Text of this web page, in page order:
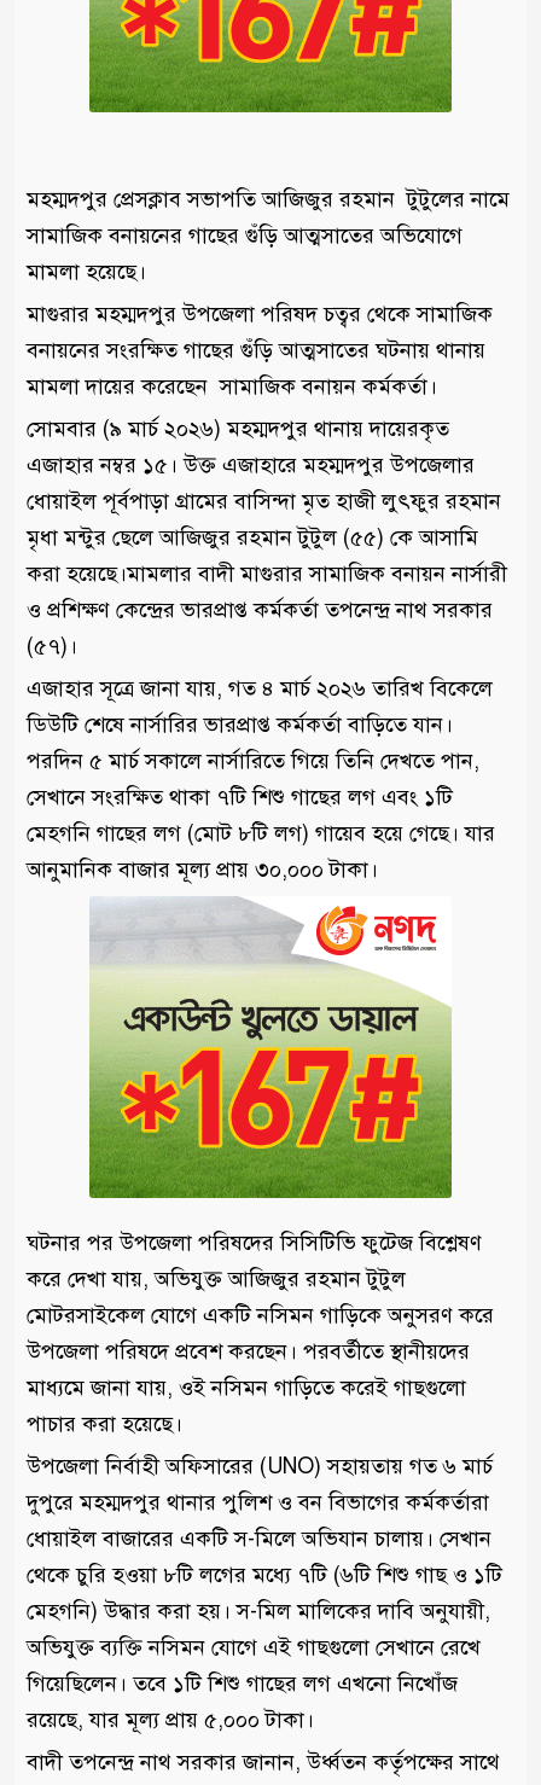
মহম্মদপুর প্রেসক্লাব সভাপতি আজিজুর রহমান টুটুলের নামে
সামাজিক বনায়নের গাছের গুঁড়ি আত্মসাতের অভিযোগে
মামলা হয়েছে।
মাগুরার মহম্মদপুর উপজেলা পরিষদ চত্বর থেকে সামাজিক
বনায়নের সংরক্ষিত গাছের গুঁড়ি আত্মসাতের ঘটনায় থানায়
মামলা দায়ের করেছেন সামাজিক বনায়ন কর্মকর্তা।
সোমবার (৯ মার্চ ২০২৬) মহম্মদপুর থানায় দায়েরকৃত
এজাহার নম্বর ১৫। উক্ত এজাহারে মহম্মদপুর উপজেলার
ধোয়াইল পূর্বপাড়া গ্রামের বাসিন্দা মৃত হাজী লুৎফুর রহমান
মৃধা মন্টুর ছেলে আজিজুর রহমান টুটুল (৫৫) কে আসামি
করা হয়েছে।মামলার বাদী মাগুরার সামাজিক বনায়ন নার্সারী
ও প্রশিক্ষণ কেন্দ্রের ভারপ্রাপ্ত কর্মকর্তা তপনেন্দ্র নাথ সরকার
(৫৭)।
​এজাহার সূত্রে জানা যায়, গত ৪ মার্চ ২০২৬ তারিখ বিকেলে
ডিউটি শেষে নার্সারির ভারপ্রাপ্ত কর্মকর্তা বাড়িতে যান।
পরদিন ৫ মার্চ সকালে নার্সারিতে গিয়ে তিনি দেখতে পান,
সেখানে সংরক্ষিত থাকা ৭টি শিশু গাছের লগ এবং ১টি
মেহগনি গাছের লগ (মোট ৮টি লগ) গায়েব হয়ে গেছে। যার
আনুমানিক বাজার মূল্য প্রায় ৩০,০০০ টাকা।
​​ঘটনার পর উপজেলা পরিষদের সিসিটিভি ফুটেজ বিশ্লেষণ
করে দেখা যায়, অভিযুক্ত আজিজুর রহমান টুটুল
মোটরসাইকেল যোগে একটি নসিমন গাড়িকে অনুসরণ করে
উপজেলা পরিষদে প্রবেশ করছেন। পরবর্তীতে স্থানীয়দের
মাধ্যমে জানা যায়, ওই নসিমন গাড়িতে করেই গাছগুলো
পাচার করা হয়েছে।
​উপজেলা নির্বাহী অফিসারের (UNO) সহায়তায় গত ৬ মার্চ
দুপুরে মহম্মদপুর থানার পুলিশ ও বন বিভাগের কর্মকর্তারা
ধোয়াইল বাজারের একটি স-মিলে অভিযান চালায়। সেখান
থেকে চুরি হওয়া ৮টি লগের মধ্যে ৭টি (৬টি শিশু গাছ ও ১টি
মেহগনি) উদ্ধার করা হয়। স-মিল মালিকের দাবি অনুযায়ী,
অভিযুক্ত ব্যক্তি নসিমন যোগে এই গাছগুলো সেখানে রেখে
গিয়েছিলেন। তবে ১টি শিশু গাছের লগ এখনো নিখোঁজ
রয়েছে, যার মূল্য প্রায় ৫,০০০ টাকা।
​বাদী তপনেন্দ্র নাথ সরকার জানান, উর্ধ্বতন কর্তৃপক্ষের সাথে